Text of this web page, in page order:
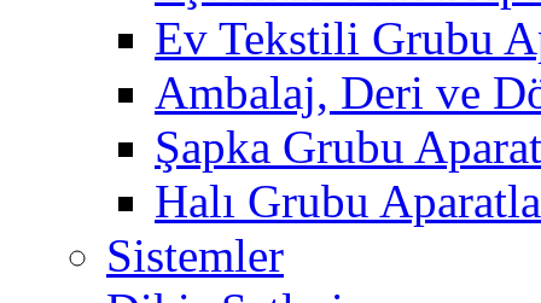
Ev Tekstili Grubu
Ambalaj, Deri ve
Şapka Grubu
Halı Grubu
Sistemler